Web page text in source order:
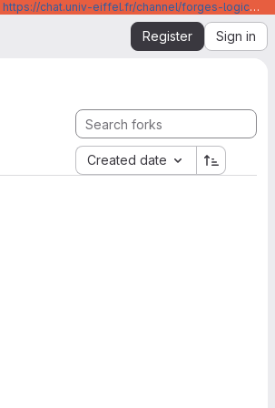
https://chat.univ-eiffel.fr/channel/forges-logicielles-github-et-gitlab-universite-gustave-eiffel
Register Sign in
Created date